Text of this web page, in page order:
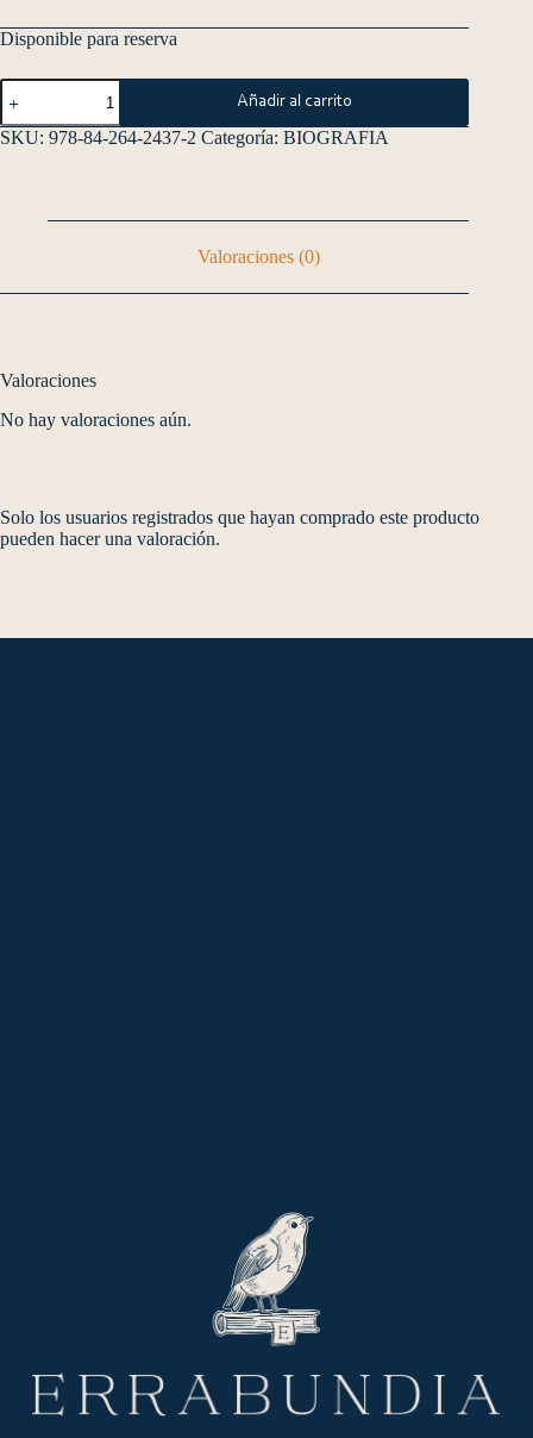
Disponible para reserva
Añadir al carrito
SKU: 978-84-264-2437-2 Categoría: BIOGRAFIA
Valoraciones (0)
Valoraciones
No hay valoraciones aún.
Solo los usuarios registrados que hayan comprado este producto
pueden hacer una valoración.